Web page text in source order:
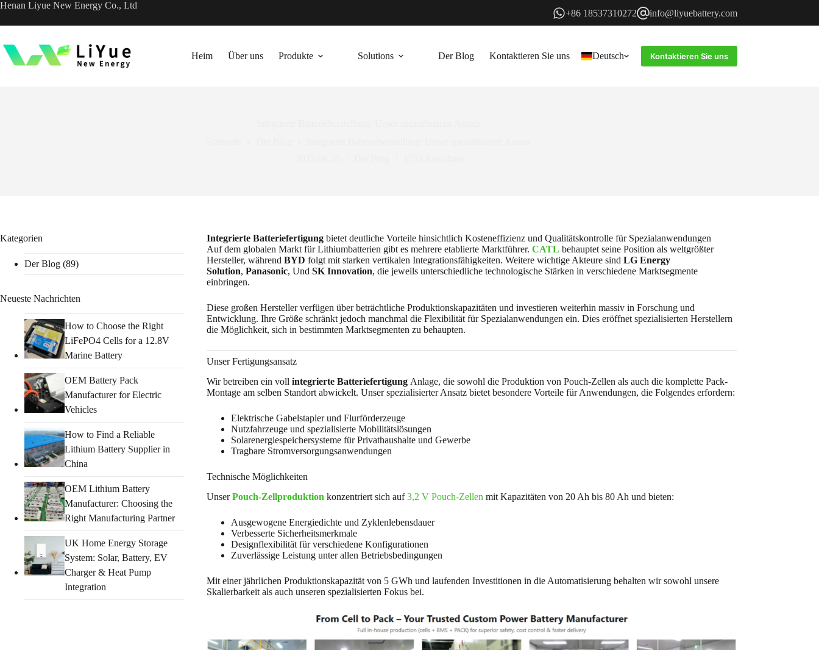
跳
容
Henan Liyue New Energy Co., Ltd
+86 18537310272 info@liyuebattery.com
Heim Über uns Produkte Solutions Der Blog Kontaktieren Sie uns Deutsch Kontaktieren Sie uns
Integrierte Batteriefertigungbietet deutliche Vorteile hinsichtlich Kosteneffizienz und Qualitätskontrolle für Spezialanwendungen
Auf dem globalen Markt für Lithiumbatterien gibt es mehrere etablierte Marktführer. CATL behauptet seine Position als weltgrößter
Hersteller, während BYD folgt mit starken vertikalen Integrationsfähigkeiten. Weitere wichtige Akteure sind LG Energy
Solution, Panasonic, Und SK Innovation, die jeweils unterschiedliche technologische Stärken in verschiedene Marktsegmente
einbringen.
Diese großen Hersteller verfügen über beträchtliche Produktionskapazitäten und investieren weiterhin massiv in Forschung und
Entwicklung. Ihre Größe schränkt jedoch manchmal die Flexibilität für Spezialanwendungen ein. Dies eröffnet spezialisierten Herstellern
die Möglichkeit, sich in bestimmten Marktsegmenten zu behaupten.
Unser Fertigungsansatz
Wir betreiben ein voll integrierte BatteriefertigungAnlage, die sowohl die Produktion von Pouch-Zellen als auch die komplette Pack-
Montage am selben Standort abwickelt. Unser spezialisierter Ansatz bietet besondere Vorteile für Anwendungen, die Folgendes erfordern:
Elektrische Gabelstapler und Flurförderzeuge
Nutzfahrzeuge und spezialisierte Mobilitätslösungen
Solarenergiespeichersysteme für Privathaushalte und Gewerbe
Tragbare Stromversorgungsanwendungen
Technische Möglichkeiten
UnserPouch-Zellproduktion konzentriert sich auf3,2 V Pouch-Zellen mit Kapazitäten von 20 Ah bis 80 Ah und bieten:
Ausgewogene Energiedichte und Zyklenlebensdauer
Verbesserte Sicherheitsmerkmale
Designflexibilität für verschiedene Konfigurationen
Zuverlässige Leistung unter allen Betriebsbedingungen
Mit einer jährlichen Produktionskapazität von 5 GWh und laufenden Investitionen in die Automatisierung behalten wir sowohl unsere
Skalierbarkeit als auch unseren spezialisierten Fokus bei.
Kategorien
Der Blog (89)
Neueste Nachrichten
How to Choose the Right
LiFePO4 Cells for a 12.8V
Marine Battery
OEM Battery Pack
Manufacturer for Electric
Vehicles
How to Find a Reliable
Lithium Battery Supplier in
China
OEM Lithium Battery
Manufacturer: Choosing the
Right Manufacturing Partner
UK Home Energy Storage
System: Solar, Battery, EV
Charger & Heat Pump
Integration